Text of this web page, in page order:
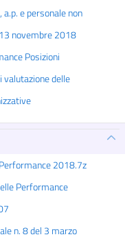
e personale non
novembre 2018
Posizioni
valutazione delle
2018.7z
Performance
n. 8 del 3 marzo